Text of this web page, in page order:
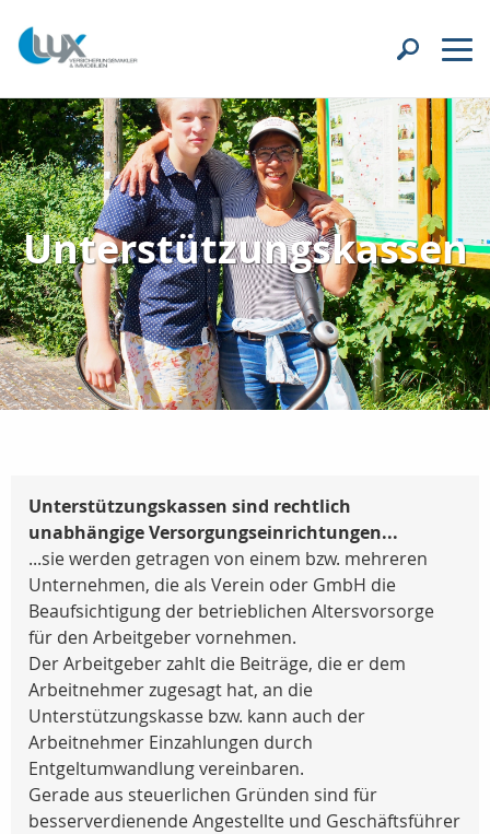
Unterstützungskassen
Unterstützungskassen sind rechtlich
unabhängige Versorgungseinrichtungen...
...sie werden getragen von einem bzw. mehreren
Unternehmen, die als Verein oder GmbH die
Beaufsichtigung der betrieblichen Altersvorsorge
für den Arbeitgeber vornehmen.
Der Arbeitgeber zahlt die Beiträge, die er dem
Arbeitnehmer zugesagt hat, an die
Unterstützungskasse bzw. kann auch der
Arbeitnehmer Einzahlungen durch
Entgeltumwandlung vereinbaren.
Gerade aus steuerlichen Gründen sind für
besserverdienende Angestellte und Geschäftsführer